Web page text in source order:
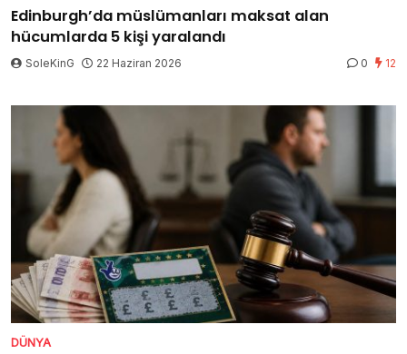
Edinburgh’da müslümanları maksat alan
hücumlarda 5 kişi yaralandı
SoleKinG 22 Haziran 2026 0 12
DÜNYA